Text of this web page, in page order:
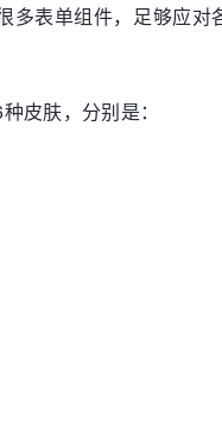
多表单组件，足够应
皮肤，分别是：